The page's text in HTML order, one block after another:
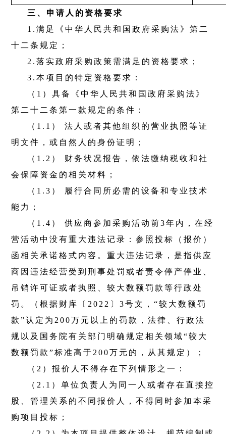
三、申请人的资格要求
1.满足《中华人民共和国政府采购法》第二
十二条规定；
2.落实政府采购政策需满足的资格要求；
3.本项目的特定资格要求：
（ 1 ）具备《中华人民共和国政府采购法》
第二十二条第一款规定的条件：
（ 1.1 ） 法人或者其他组织的营业执照等证
明文件，或自然人的身份证明；
（ 1.2 ） 财务状况报告，依法缴纳税收和社
会保障资金的相关材料；
（ 1.3 ） 履行合同所必需的设备和专业技术
能力；
（ 1.4 ） 供应商参加采购活动前3年内，在经
营活动中没有重大违法记录：参照投标（报价）
函相关承诺格式内容。重大违法记录，是指供应
商因违法经营受到刑事处罚或者责令停产停业、
吊销许可证或者执照、较大数额罚款等行政处
罚。（根据财库〔 2022 〕3号文，“较大数额罚
款”认定为 200万元以上的罚款，法律、行政法
规以及国务院有关部门明确规定相关领域“较大
数额罚款”标准高于 200万元的，从其规定）；
（ 2 ）报价人不得存在下列情形之一：
（ 2.1 ）单位负责人为同一人或者存在直接控
股、管理关系的不同报价人，不得同时参加本采
购项目投标；